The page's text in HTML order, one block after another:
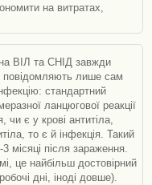
на витратах,
ВІЛ та СНІД завжди
повідомляють лише сам
стандартний
ланцюгової реакції
є у крові антитіла,
то є й інфекція. Такий
місяці після зараження.
це найбільш достовірний
дні, іноді довше).